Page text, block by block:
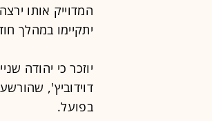
המדוייק אותו
יתקיימו במהלך חודש
יוזכר כי יהודה
בפועל.